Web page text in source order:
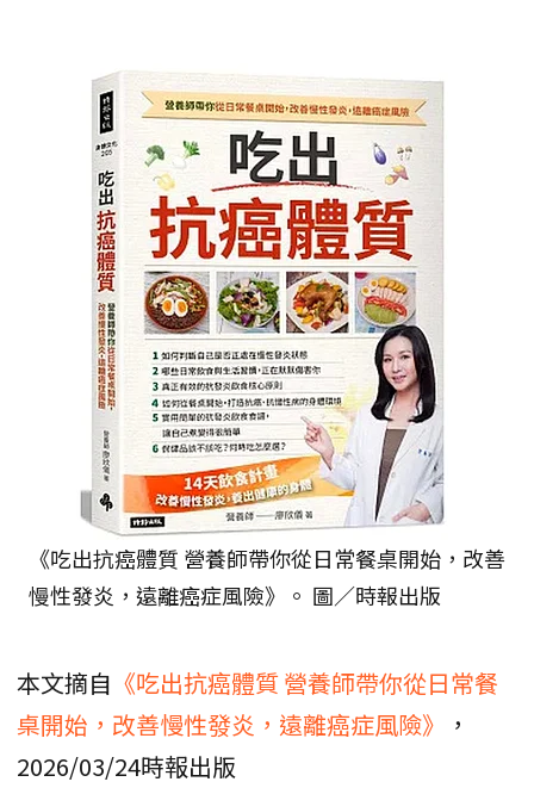
《吃出抗癌體質 營養師帶你從日常餐桌開始，改善
慢性發炎，遠離癌症風險》。 圖／時報出版
本文摘自 《吃出抗癌體質 營養師帶你從日常餐
桌開始，改善慢性發炎，遠離癌症風險》
，
2026/03/24時報出版